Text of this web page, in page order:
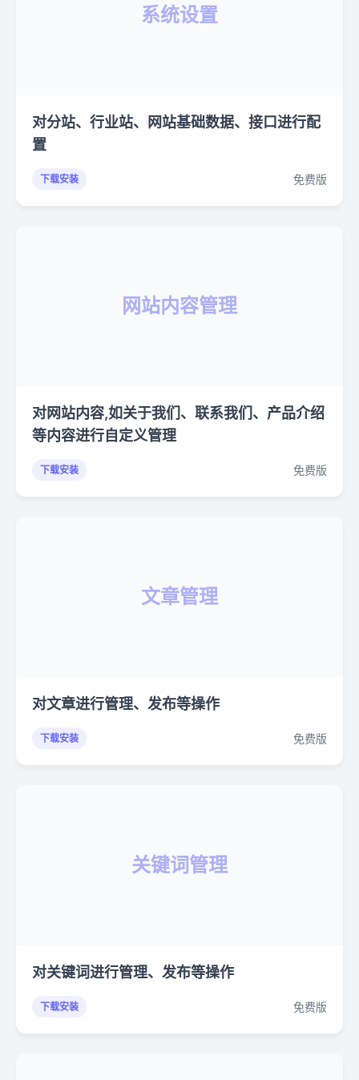
系统设置
对分站、行业站、网站基础数据、接口进行配
置
下载安装 免费版
网站内容管理
对网站内容,如关于我们、联系我们、产品介绍
等内容进行自定义管理
下载安装 免费版
文章管理
对文章进行管理、发布等操作
下载安装 免费版
关键词管理
对关键词进行管理、发布等操作
下载安装 免费版